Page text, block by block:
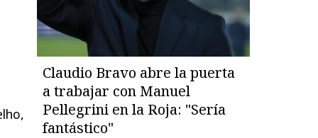
Claudio Bravo abre la puerta
a trabajar con Manuel
Pellegrini en la Roja: "Sería
fantástico"